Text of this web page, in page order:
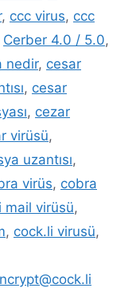
, ccc virus, ccc
Cerber 4.0 / 5.0,
nedir, cesar
, cesar
, cezar
virüsü,
uzantısı,
virüs, cobra
mail virüsü,
, cock.li virusü,